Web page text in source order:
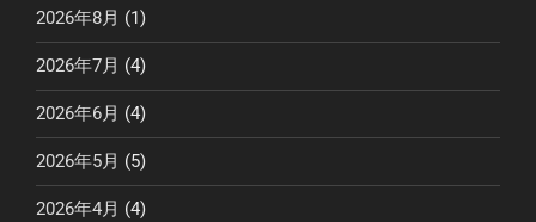
2026年8月 (1)
2026年7月 (4)
2026年6月 (4)
2026年5月 (5)
2026年4月 (4)